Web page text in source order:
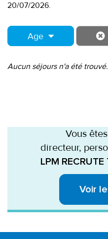
20/07/2026.
Age
Aucun séjours n'a été
Vous
directeur,
LPM RECRUTE
Voir